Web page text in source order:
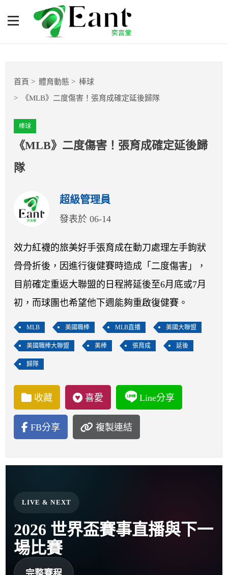
《MLB》二度傷害！張育成
確定延後歸隊
籃球
球隊數據
運彩報報
明星分析師
首頁 體育動態 棒球
《MLB》二度傷害！張育成確定延後歸隊
棒球
《MLB》二度傷害！張育成確定延後歸
隊
超級管理員
發表於 06-14
效力紅襪的旅美好手張育成在動刀處理左手鉤狀
骨骨折後，因進行復健賽時造成「二度傷害」，
目前確定重返大聯盟的日程將延後至6月底或7月
初，而球團也希望他下週能夠重啟復健賽。
MLB 美國職棒 MLB直播 美國大聯盟
美國職棒大聯盟 美棒 張育成 延後
歸隊
收藏 喜愛 Line分享
FB分享 複製連結
LIVE & NEXT
2026 世界盃賽事直播與下一
場比賽